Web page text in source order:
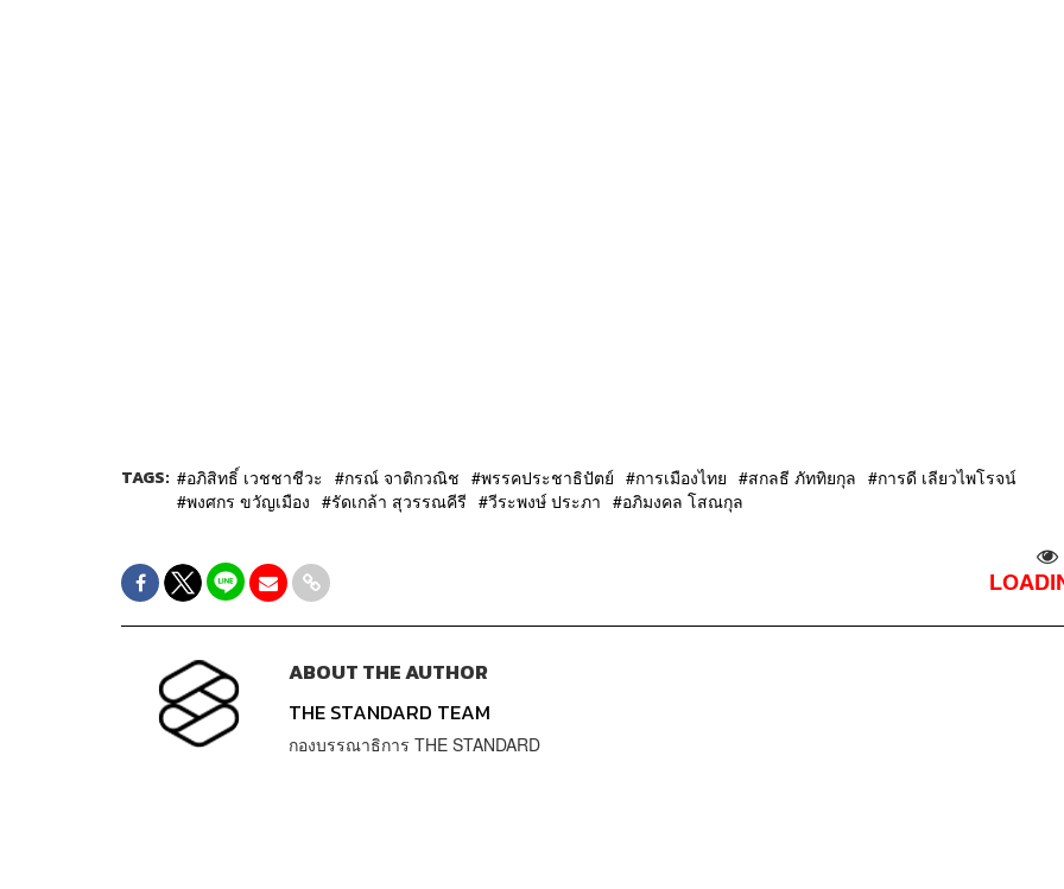
TAGS: อภิสิทธิ์ เวชชาชีวะ กรณ์ จาติกวณิช พรรคประชาธิปัตย์ การเมืองไทย สกลธี ภัททิยกุล
การดี เลียวไพโรจน์
พงศกร ขวัญเมือง
รัดเกล้า สุวรรณคีรี วีระพงษ์ ประภา อภิมงคล โสณกุล
ABOUT THE AUTHOR
THE STANDARD TEAM
กองบรรณาธิการ THE STANDARD